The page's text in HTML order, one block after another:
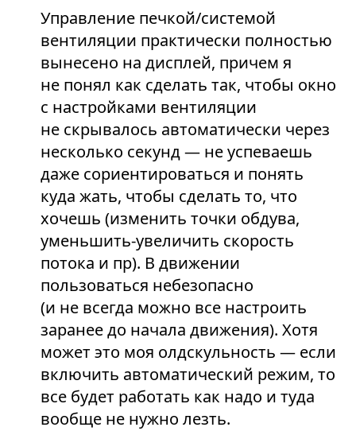
Управление печкой/системой
вентиляции практически полностью
вынесено на дисплей, причем я
не понял как сделать так, чтобы окно
с настройками вентиляции
не скрывалось автоматически через
несколько секунд — не успеваешь
даже сориентироваться и понять
куда жать, чтобы сделать то, что
хочешь (изменить точки обдува,
уменьшить-увеличить скорость
потока и пр). В движении
пользоваться небезопасно
(и не всегда можно все настроить
заранее до начала движения). Хотя
может это моя олдскульность — если
включить автоматический режим, то
все будет работать как надо и туда
вообще не нужно лезть.